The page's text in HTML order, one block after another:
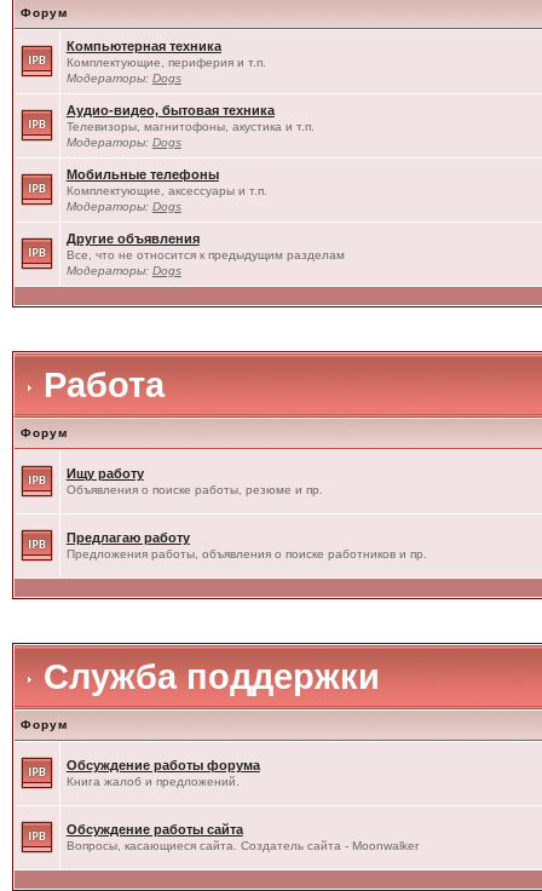
Форум
Компьютерная техника
Комплектующие, периферия и т.п.
Модераторы: Dogs
Аудио-видео, бытовая техника
Телевизоры, магнитофоны, акустика и т.п.
Модераторы: Dogs
Мобильные телефоны
Комплектующие, аксессуары и т.п.
Модераторы: Dogs
Другие объявления
Все, что не относится к предыдущим разделам
Модераторы: Dogs
Работа
Форум
Ищу работу
Объявления о поиске работы, резюме и пр.
Предлагаю работу
Предложения работы, объявления о поиске работников и пр.
Служба поддержки
Форум
Обсуждение работы форума
Книга жалоб и предложений.
Обсуждение работы сайта
Вопросы, касающиеся сайта. Создатель сайта - Moonwalker